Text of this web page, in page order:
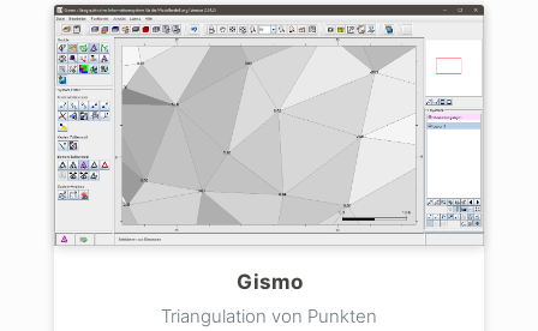
Gismo
Triangulation von Punkten